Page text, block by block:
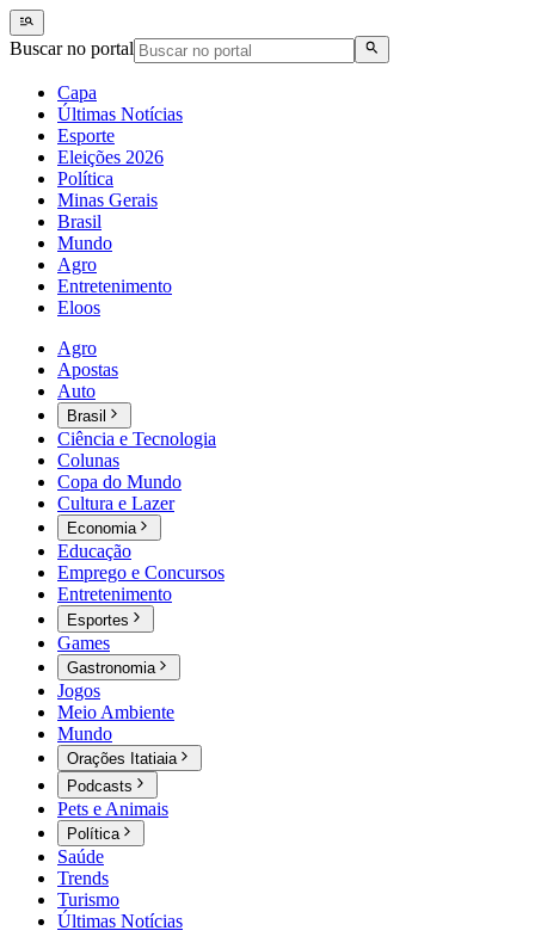
Buscar no portal
Capa
Últimas Notícias
Esporte
Eleições 2026
Política
Minas Gerais
Brasil
Mundo
Agro
Entretenimento
Eloos
Agro
Apostas
Auto
Brasil
Ciência e Tecnologia
Colunas
Copa do Mundo
Cultura e Lazer
Economia
Educação
Emprego e Concursos
Entretenimento
Esportes
Games
Gastronomia
Jogos
Meio Ambiente
Mundo
Orações Itatiaia
Podcasts
Pets e Animais
Política
Saúde
Trends
Turismo
Últimas Notícias